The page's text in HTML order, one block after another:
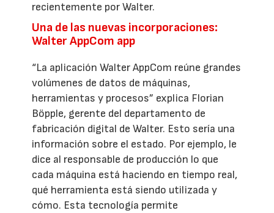
recientemente por Walter.
Una de las nuevas incorporaciones:
Walter AppCom app
“La aplicación Walter AppCom reúne grandes
volúmenes de datos de máquinas,
herramientas y procesos” explica Florian
Böpple, gerente del departamento de
fabricación digital de Walter. Esto sería una
información sobre el estado. Por ejemplo, le
dice al responsable de producción lo que
cada máquina está haciendo en tiempo real,
qué herramienta está siendo utilizada y
cómo. Esta tecnología permite